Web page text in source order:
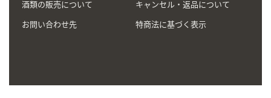
酒類の販売について
キャンセル・返品について
お問い合わせ先
特商法に基づく表示